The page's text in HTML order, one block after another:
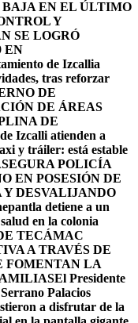
EN EL ÚLTIMO
Y
SE LOGRÓ
EN
de Izcallia
tras reforzar
DE
DE ÁREAS
DE
Izcalli atienden a
y tráiler: está estable
POLICÍA
EN POSESIÓN DE
DESVALIJANDO
detiene a un
en la colonia
TECÁMAC
A TRAVÉS DE
FOMENTAN LA
El Presidente
Palacios
a disfrutar de la